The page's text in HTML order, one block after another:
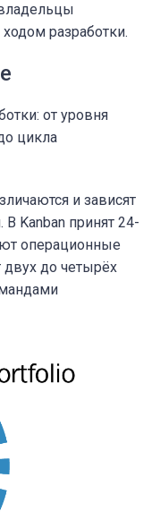
разработки.
от уровня
цикла
и зависят
Kanban принят 24-
операционные
до четырёх